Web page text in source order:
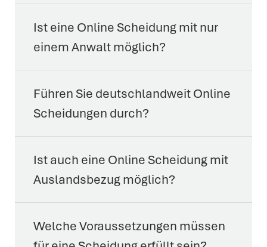
Ist eine Online Scheidung mit nur
einem Anwalt möglich?
Führen Sie deutschlandweit Online
Scheidungen durch?
Ist auch eine Online Scheidung mit
Auslandsbezug möglich?
Welche Voraussetzungen müssen